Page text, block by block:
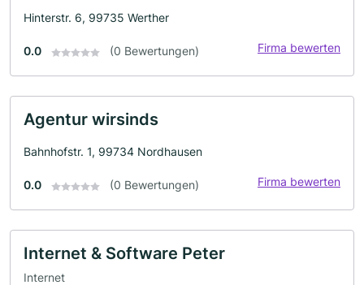
Hinterstr. 6, 99735 Werther
0.0 (0 Bewertungen) Firma bewerten
Agentur wirsinds
Bahnhofstr. 1, 99734 Nordhausen
0.0 (0 Bewertungen) Firma bewerten
Internet & Software Peter
Internet